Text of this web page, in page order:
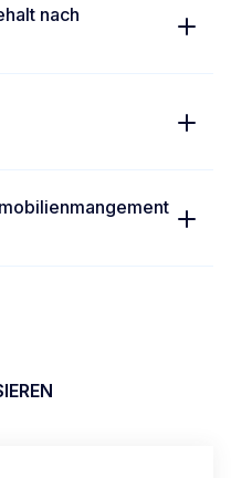
nach